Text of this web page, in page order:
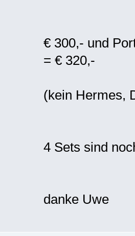
€ 300,- und
= € 320,-
(kein Hermes,
4 Sets sind
danke Uwe